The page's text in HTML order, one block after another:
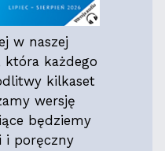
w naszej
która każdego
kilkaset
wersję
będziemy
i poręczny